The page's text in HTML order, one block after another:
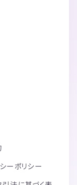
ーポリシー